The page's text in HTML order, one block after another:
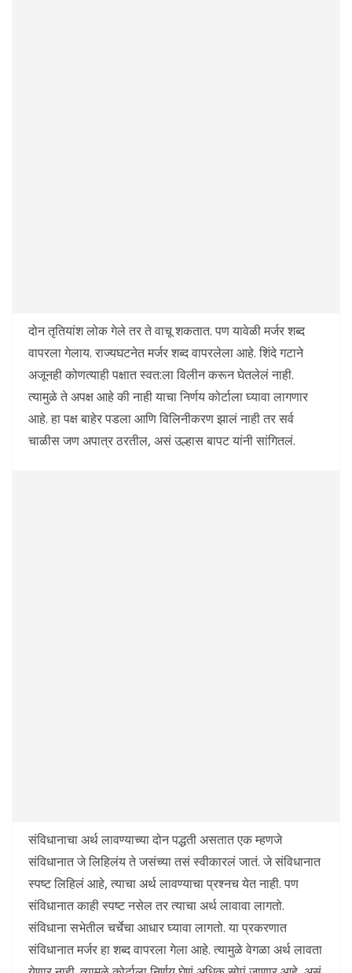
दोन तृतियांश लोक गेले तर ते वाचू शकतात. पण यावेळी मर्जर शब्द
वापरला गेलाय. राज्यघटनेत मर्जर शब्द वापरलेला आहे. शिंदे गटाने
अजूनही कोणत्याही पक्षात स्वत:ला विलीन करून घेतलेलं नाही.
त्यामुळे ते अपक्ष आहे की नाही याचा निर्णय कोर्टाला घ्यावा लागणार
आहे. हा पक्ष बाहेर पडला आणि विलिनीकरण झालं नाही तर सर्व
चाळीस जण अपात्र ठरतील, असं उल्हास बापट यांनी सांगितलं.
संविधानाचा अर्थ लावण्याच्या दोन पद्धती असतात एक म्हणजे
संविधानात जे लिहिलंय ते जसंच्या तसं स्वीकारलं जातं. जे संविधानात
स्पष्ट लिहिलं आहे, त्याचा अर्थ लावण्याचा प्रश्नच येत नाही. पण
संविधानात काही स्पष्ट नसेल तर त्याचा अर्थ लावावा लागतो.
संविधाना सभेतील चर्चेचा आधार घ्यावा लागतो. या प्रकरणात
संविधानात मर्जर हा शब्द वापरला गेला आहे. त्यामुळे वेगळा अर्थ लावता